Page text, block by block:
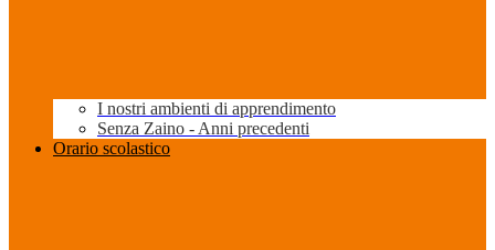
I nostri ambienti di apprendimento
Senza Zaino - Anni precedenti
Orario scolastico